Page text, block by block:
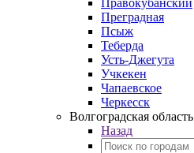
Правокубанский
Преградная
Псыж
Теберда
Усть-Джегута
Учкекен
Чапаевское
Черкесск
Волгоградская область
Назад